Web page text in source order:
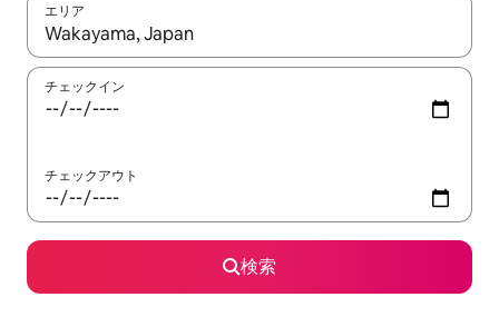
エリア
検索結果が表示されたら、上下の矢印キーを使って移動するか
チェックイン
チェックアウト
検索